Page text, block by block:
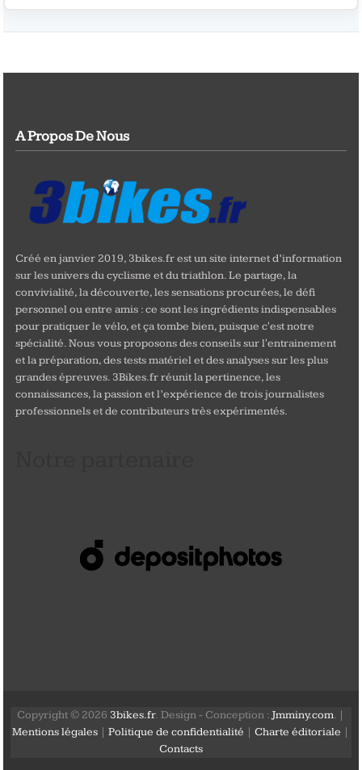
A Propos De Nous
Créé en janvier 2019, 3bikes.fr est un site internet d’information
sur les univers du cyclisme et du triathlon. Le partage, la
convivialité, la découverte, les sensations procurées, le défi
personnel ou entre amis : ce sont les ingrédients indispensables
pour pratiquer le vélo, et ça tombe bien, puisque c'est notre
spécialité. Nous vous proposons des conseils sur l'entrainement
et la préparation, des tests matériel et des analyses sur les plus
grandes épreuves. 3Bikes.fr réunit la pertinence, les
connaissances, la passion et l’expérience de trois journalistes
professionnels et de contributeurs très expérimentés.
Copyright © 2026 3bikes.fr. Design - Conception :Jmminy.com. |
Mentions légales |Politique de confidentialité |Charte éditoriale
Contacts